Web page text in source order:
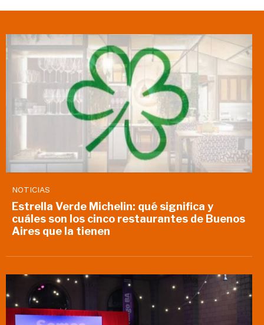
NOTICIAS
Estrella Verde Michelin: qué significa y
cuáles son los cinco restaurantes de Buenos
Aires que la tienen